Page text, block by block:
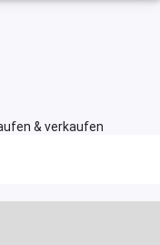
& verkaufen